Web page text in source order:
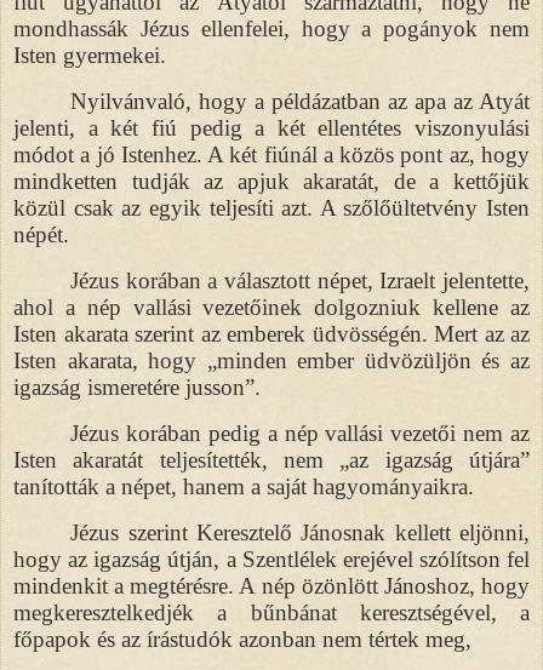
mondhassák Jézus ellenfelei, hogy a pogányok nem
Isten gyermekei.
Nyilvánvaló, hogy a példázatban az apa az Atyát
jelenti, a két fiú pedig a két ellentétes viszonyulási
módot a jó Istenhez. A két fiúnál a közös pont az, hogy
mindketten tudják az apjuk akaratát, de a kettőjük
közül csak az egyik teljesíti azt. A szőlőültetvény Isten
népét.
Jézus korában a választott népet, Izraelt jelentette,
ahol a nép vallási vezetőinek dolgozniuk kellene az
Isten akarata szerint az emberek üdvösségén. Mert az az
Isten akarata, hogy „minden ember üdvözüljön és az
igazság ismeretére jusson”.
Jézus korában pedig a nép vallási vezetői nem az
Isten akaratát teljesítették, nem „az igazság útjára”
tanították a népet, hanem a saját hagyományaikra.
Jézus szerint Keresztelő Jánosnak kellett eljönni,
hogy az igazság útján, a Szentlélek erejével szólítson fel
mindenkit a megtérésre. A nép özönlött Jánoshoz, hogy
megkeresztelkedjék a bűnbánat keresztségével, a
főpapok és az írástudók azonban nem tértek meg,